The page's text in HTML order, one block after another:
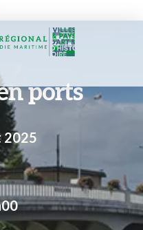
ports
2025